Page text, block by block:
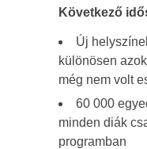
Következő
Új
különösen
még nem volt
60 000
minden diák
programban